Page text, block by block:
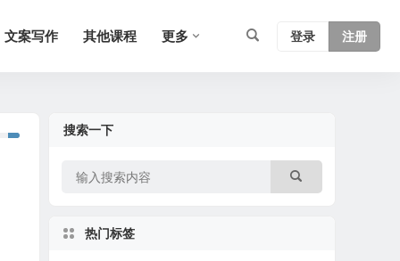
文案写作 其他课程 更多 登录 注册
搜索一下
热门标签